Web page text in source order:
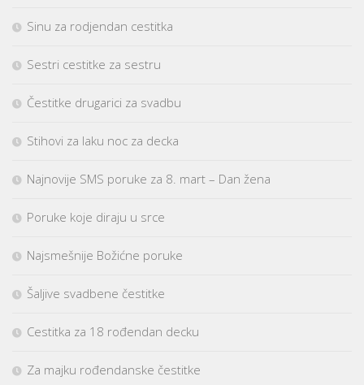
Sinu za rodjendan cestitka
Sestri cestitke za sestru
Čestitke drugarici za svadbu
Stihovi za laku noc za decka
Najnovije SMS poruke za 8. mart – Dan žena
Poruke koje diraju u srce
Najsmešnije Božićne poruke
Šaljive svadbene čestitke
Cestitka za 18 rođendan decku
Za majku rođendanske čestitke